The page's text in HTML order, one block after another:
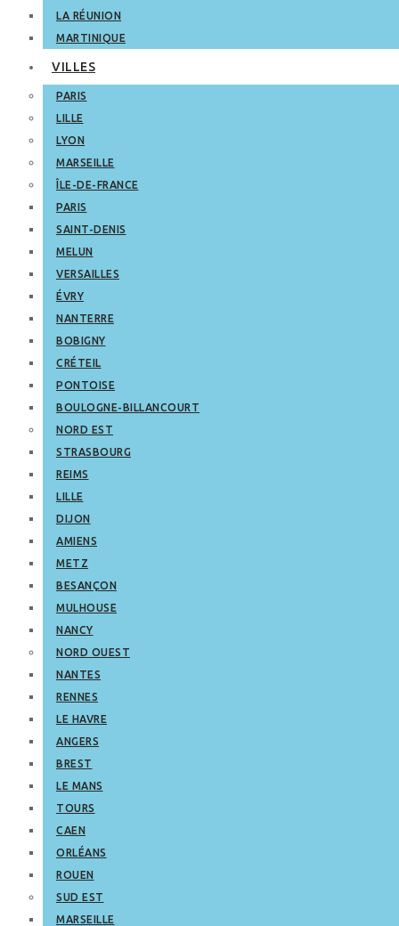
LA RÉUNION
MARTINIQUE
VILLES
PARIS
LILLE
LYON
MARSEILLE
ÎLE-DE-FRANCE
PARIS
SAINT-DENIS
MELUN
VERSAILLES
ÉVRY
NANTERRE
BOBIGNY
CRÉTEIL
PONTOISE
BOULOGNE-BILLANCOURT
NORD EST
STRASBOURG
REIMS
LILLE
DIJON
AMIENS
METZ
BESANÇON
MULHOUSE
NANCY
NORD OUEST
NANTES
RENNES
LE HAVRE
ANGERS
BREST
LE MANS
TOURS
CAEN
ORLÉANS
ROUEN
SUD EST
MARSEILLE